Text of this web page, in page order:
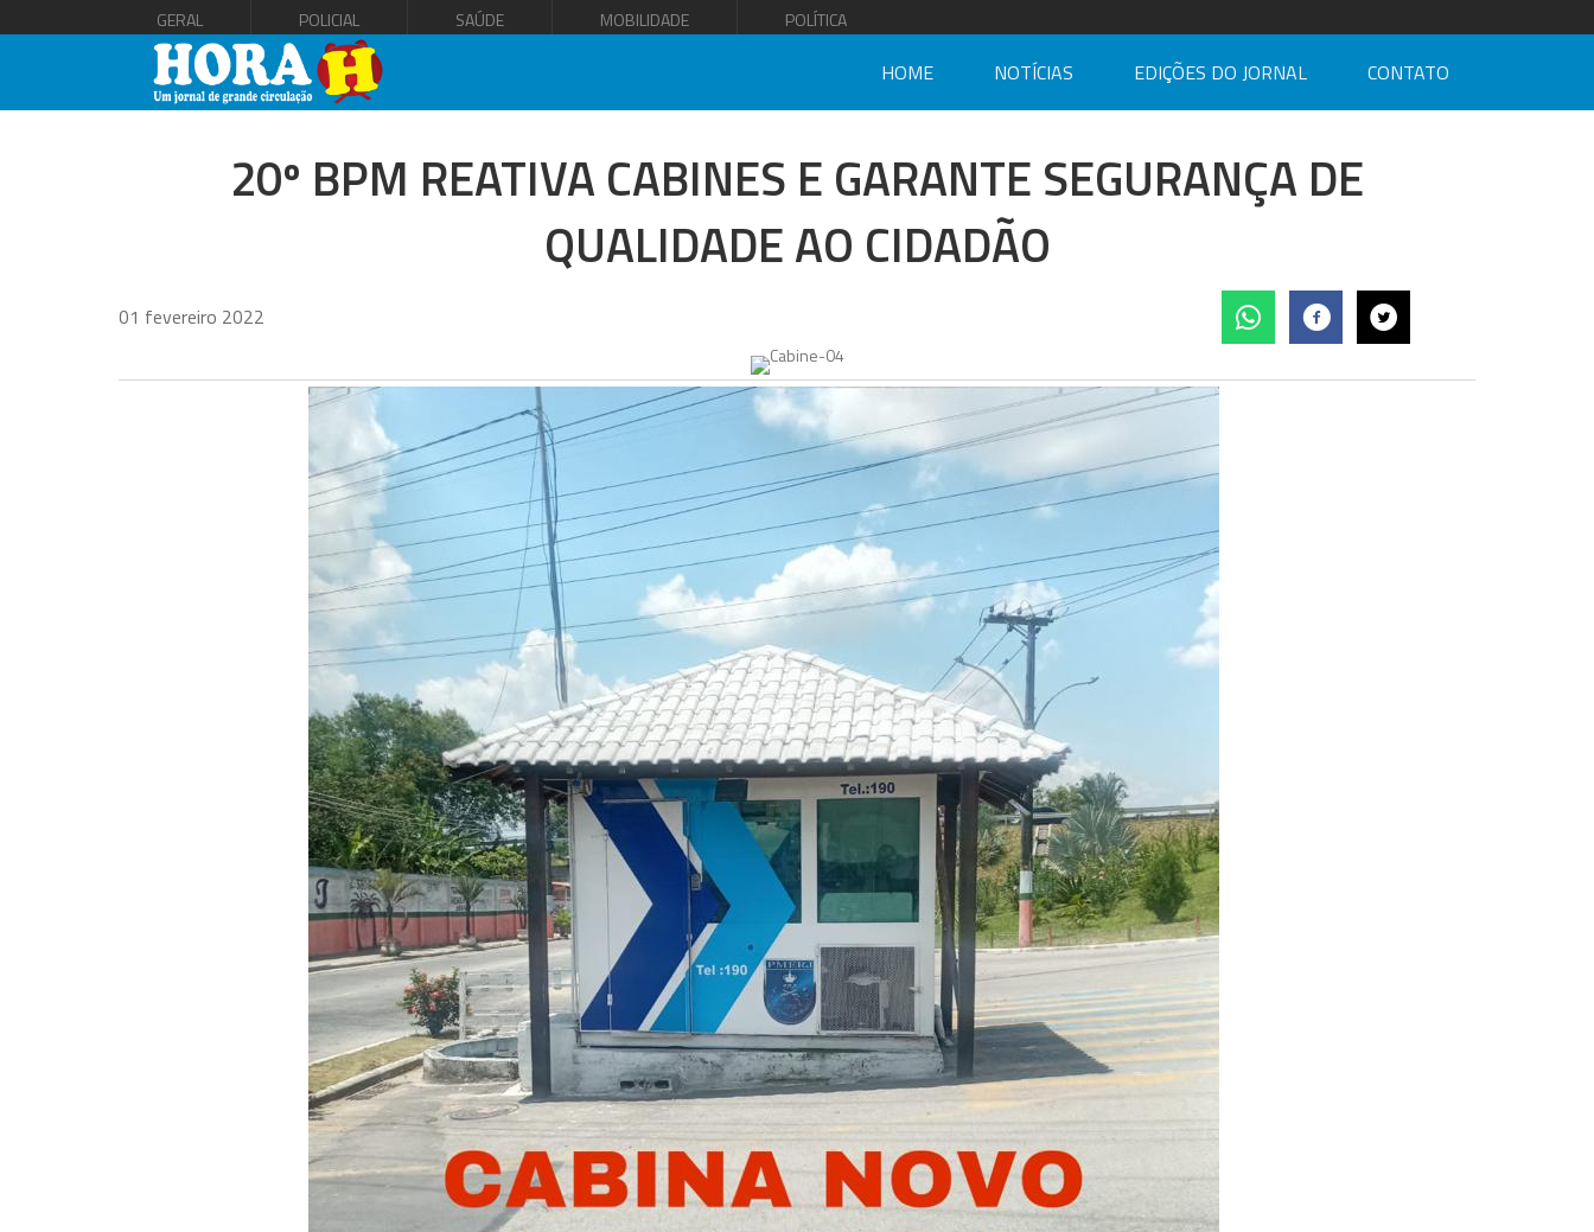
GERAL POLICIAL SAÚDE MOBILIDADE POLÍTICA
HOME NOTÍCIAS EDIÇÕES DO JORNAL CONTATO
20º BPM REATIVA CABINES E GARANTE SEGURANÇA DE
QUALIDADE AO CIDADÃO
01 fevereiro 2022